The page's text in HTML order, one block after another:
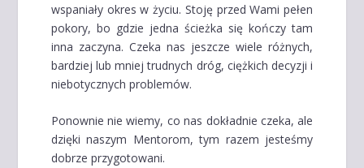
wspaniały okres w życiu. Stoję przed Wami pełen
pokory, bo gdzie jedna ścieżka się kończy tam
inna zaczyna. Czeka nas jeszcze wiele różnych,
bardziej lub mniej trudnych dróg, ciężkich decyzji i
niebotycznych problemów.
Ponownie nie wiemy, co nas dokładnie czeka, ale
dzięki naszym Mentorom, tym razem jesteśmy
dobrze przygotowani.